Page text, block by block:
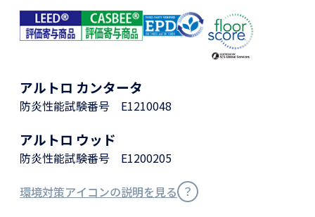
アルトロ カンタータ
防炎性能試験番号 E1210048
アルトロ ウッド
防炎性能試験番号 E1200205
環境対策アイコンの説明を見る